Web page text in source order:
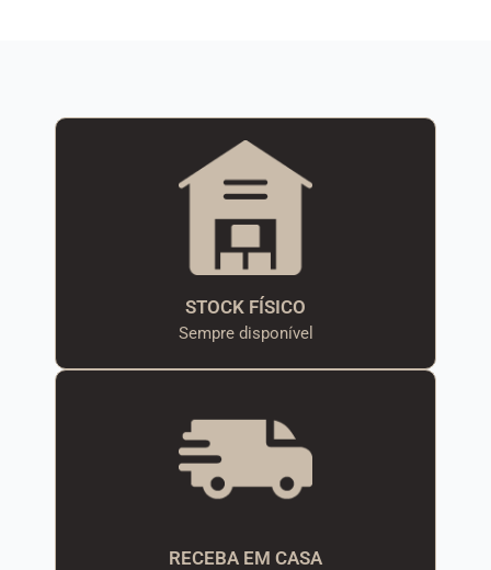
STOCK FÍSICO
Sempre disponível
RECEBA EM CASA